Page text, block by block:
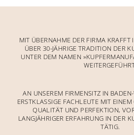
MIT ÜBERNAHME DER FIRMA KRAFFT
ÜBER 30-JÄHRIGE TRADITION DER
UNTER DEM NAMEN
AN UNSEREM FIRMENSITZ IN
ERSTKLASSIGE FACHLEUTE MIT EINEM
UALITÄT UND PERFEKTION, VOR
ANGJÄHRIGER ERFAHRUNG IN DER
ÄTIG.